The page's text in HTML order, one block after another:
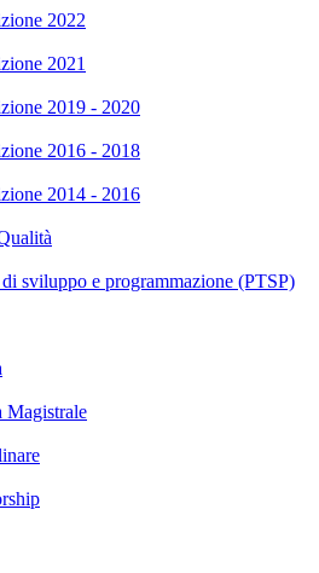
2022
2021
2019 - 2020
2016 - 2018
2014 - 2016
sviluppo e programmazione (PTSP)
Magistrale